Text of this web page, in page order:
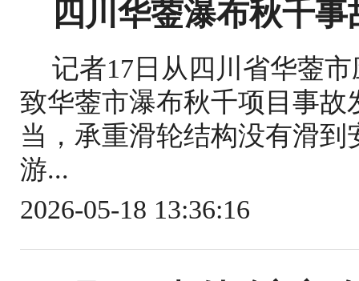
四川华蓥瀑布秋千
记者17日从四川省华蓥
致华蓥市瀑布秋千项目事
当，承重滑轮结构没有滑
游...
2026-05-18 13:36:16